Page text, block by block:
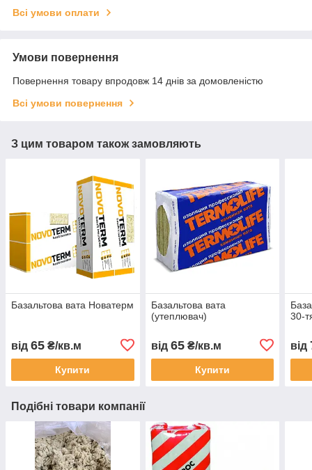
Всі умови оплати
Умови повернення
Повернення товару впродовж 14 днів за домовленістю
Всі умови повернення
З цим товаром також замовляють
Базальтова вата Новатерм
від 65 ₴/кв.м
Купити
Базальтова вата
(утеплювач)
від 65₴/кв.м
Купити
30-
від
Подібні товари компанії